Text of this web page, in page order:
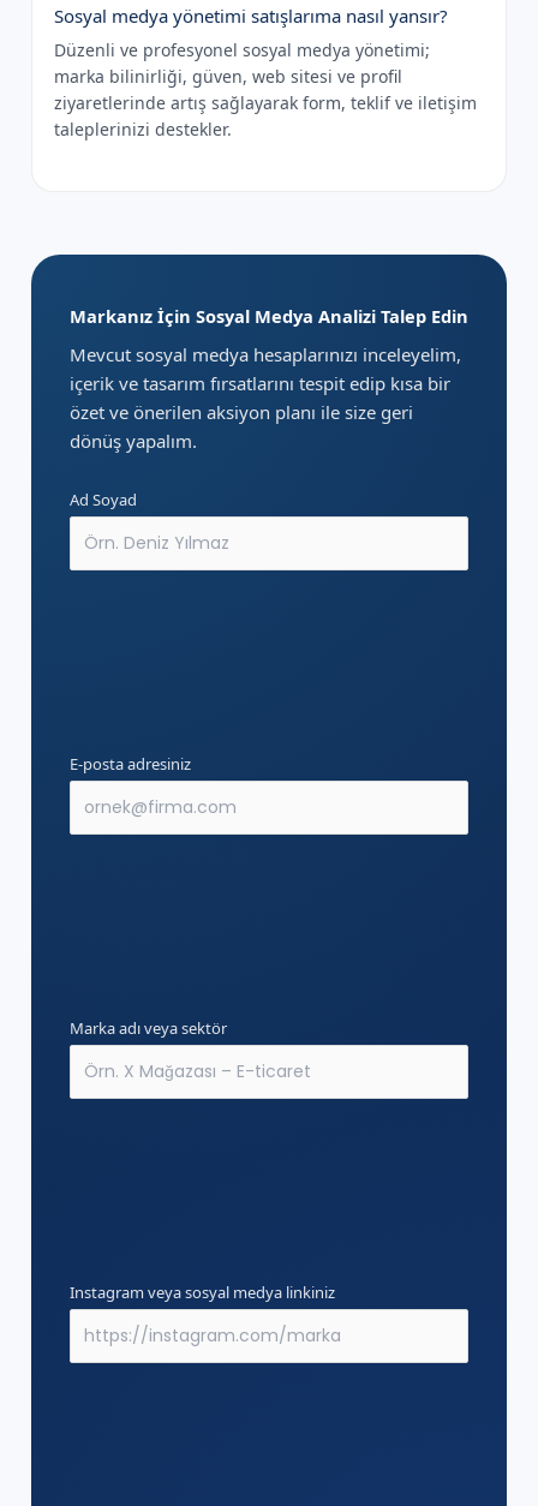
Sosyal medya yönetimi satışlarıma nasıl yansır?
Düzenli ve profesyonel sosyal medya yönetimi;
marka bilinirliği, güven, web sitesi ve profil
ziyaretlerinde artış sağlayarak form, teklif ve iletişim
taleplerinizi destekler.
Markanız İçin Sosyal Medya Analizi Talep Edin
Mevcut sosyal medya hesaplarınızı inceleyelim,
içerik ve tasarım fırsatlarını tespit edip kısa bir
özet ve önerilen aksiyon planı ile size geri
dönüş yapalım.
Ad Soyad
E-posta adresiniz
Marka adı veya sektör
Instagram veya sosyal medya linkiniz